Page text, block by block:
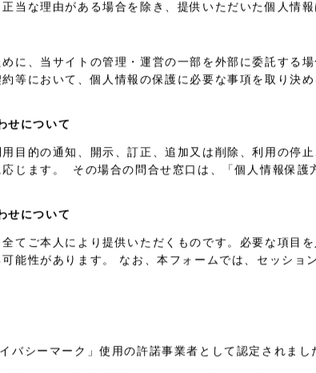
当な理由がある場合を除き、提供いただいた個人情報
に、当サイトの管理・運営の一部を外部に委託する
等において、個人情報の保護に必要な事項を取り決
せについて
目的の通知、開示、訂正、追加又は削除、利用の停
じます。 その場合の問合せ窓口は、「個人情報保護
せについて
てご本人により提供いただくものです。必要な項目
能性があります。 なお、本フォームでは、セッショ
バシーマーク」使用の許諾事業者として認定されまし